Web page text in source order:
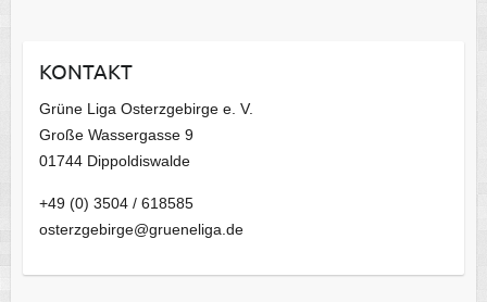
KONTAKT
Grüne Liga Osterzgebirge e. V.
Große Wassergasse 9
01744 Dippoldiswalde
+49 (0) 3504 / 618585
osterzgebirge@grueneliga.de